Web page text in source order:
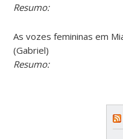
Resumo:
As vozes femininas em
(Gabriel)
Resumo: